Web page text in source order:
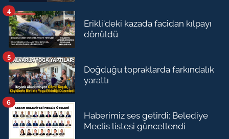
Erikli'deki kazada facidan kılpayı
dönüldü
4
Doğduğu topraklarda farkındalık
yarattı
5
Haberimiz ses getirdi: Belediye
Meclis listesi güncellendi
6